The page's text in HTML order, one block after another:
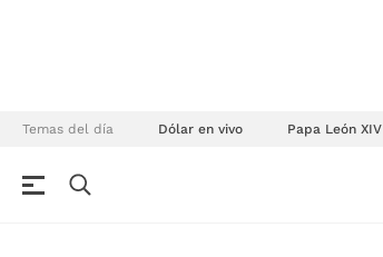
Temas del día Dólar en vivo Papa León XIV